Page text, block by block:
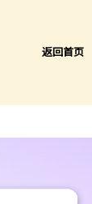
返回首页